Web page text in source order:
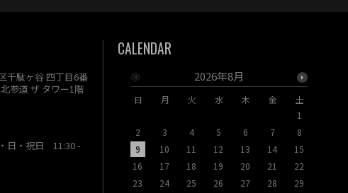
千駄ヶ谷 四丁目6番
参道 ザ タワー1階
日・祝日 11:30 -
CALENDAR
2026年8月
日 月 火 水 木 金
土
1
2
3 4 5 6 7
8
9
10 11 12 13 14
15
16
17 18 19 20 21
22
23
24 25 26 27 28 29